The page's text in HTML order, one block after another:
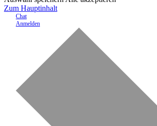
Zum Hauptinhalt
Chat
Anmelden